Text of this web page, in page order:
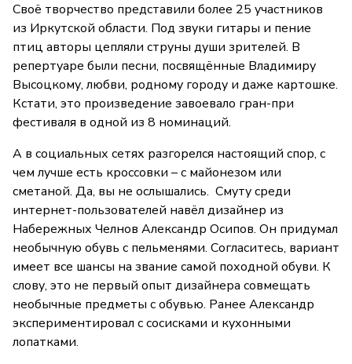
Своё творчество представили более 25 участников
из Иркутской области. Под звуки гитары и пение
птиц авторы цепляли струны души зрителей. В
репертуаре были песни, посвящённые Владимиру
Высоцкому, любви, родному городу и даже картошке.
Кстати, это произведение завоевало гран-при
фестиваля в одной из 8 номинаций.
А в социальных сетях разгорелся настоящий спор, с
чем лучше есть кроссовки – с майонезом или
сметаной. Да, вы не ослышались. Смуту среди
интернет-пользователей навёл дизайнер из
Набережных Челнов Александр Осипов. Он придумал
необычную обувь с пельменями. Согласитесь, вариант
имеет все шансы на звание самой походной обуви. К
слову, это не первый опыт дизайнера совмещать
необычные предметы с обувью. Ранее Александр
экспериментировал с сосисками и кухонными
лопатками.